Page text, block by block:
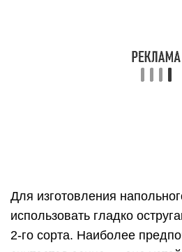
Доска для настила
Можно применить и